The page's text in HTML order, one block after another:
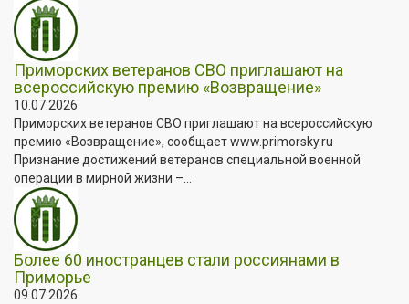
Приморских ветеранов СВО приглашают на
всероссийскую премию «Возвращение»
10.07.2026
Приморских ветеранов СВО приглашают на всероссийскую
премию «Возвращение», сообщает www.primorsky.ru
Признание достижений ветеранов специальной военной
операции в мирной жизни –...
Более 60 иностранцев стали россиянами в
Приморье
09.07.2026